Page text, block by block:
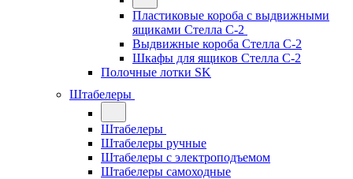
Пластиковые короба с выдвижными
ящиками Стелла С-2
Выдвижные короба Стелла С-2
Шкафы для ящиков Стелла С-2
Полочные лотки SK
Штабелеры
Штабелеры
Штабелеры ручные
Штабелеры с электроподъемом
Штабелеры самоходные